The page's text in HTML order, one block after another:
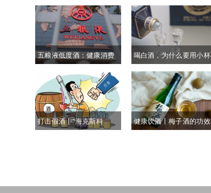
五粮液低度酒：健康消费
新选择
喝白酒，为什么要用小杯
呢？
打击假酒丨“海克斯科
健康饮酒丨梅子酒的功效